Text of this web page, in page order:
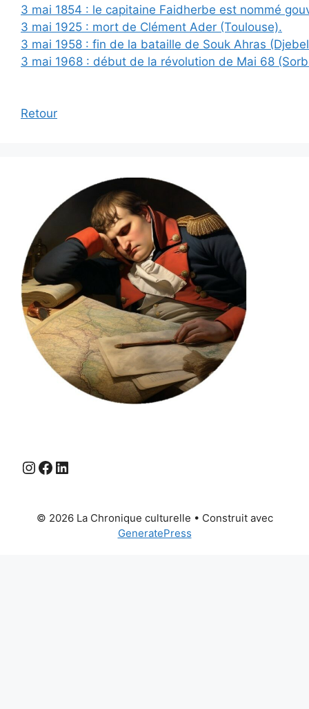
3 mai 1854 : le capitaine Faidherbe est nommé
3 mai 1925 : mort de Clément Ader (Toulouse).
3 mai 1958 : fin de la bataille de Souk Ahras
3 mai 1968 : début de la révolution de Mai 68
Retour
Instagram
Facebook
LinkedIn
© 2026 La Chronique culturelle • Construit avec
GeneratePress